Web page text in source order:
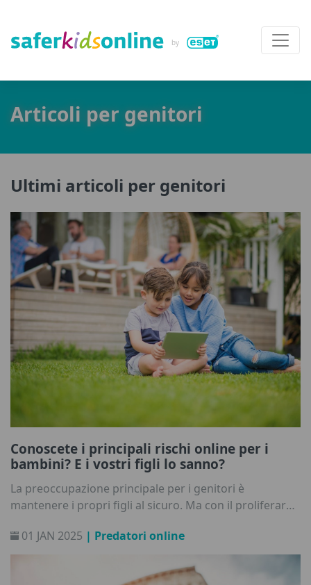
Articoli per genitori
Ultimi articoli per genitori
Conoscete i principali rischi online per i
bambini? E i vostri figli lo sanno?
La preoccupazione principale per i genitori è
mantenere i propri figli al sicuro. Ma con il proliferare
annidano i potenziali rischi su Internet. Il progetto di
ricerca dell'Unione Europea EU Kids Online/ Net
Children Go Mobile ci offre una panoramica dei
01 JAN 2025 | Predatori online